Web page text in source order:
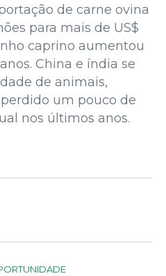
de carne ovina
para mais de US$
caprino aumentou
China e índia se
de animais,
um pouco de
nos últimos anos.